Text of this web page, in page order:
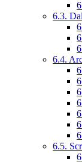
6.3.
6.4.
6.5.